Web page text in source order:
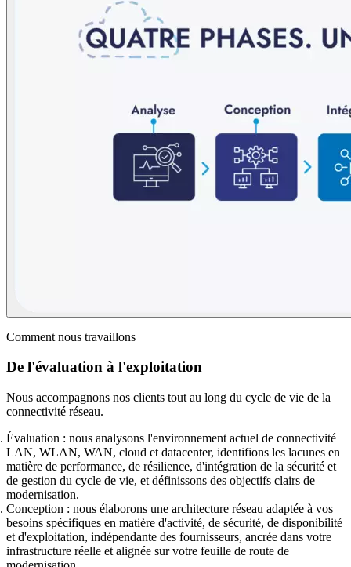
Comment nous travaillons
De l'évaluation à l'exploitation
Nous accompagnons nos clients tout au long du cycle de vie de la
connectivité réseau.
Évaluation : nous analysons l'environnement actuel de connectivité
LAN, WLAN, WAN, cloud et datacenter, identifions les lacunes en
matière de performance, de résilience, d'intégration de la sécurité et
de gestion du cycle de vie, et définissons des objectifs clairs de
modernisation.
Conception : nous élaborons une architecture réseau adaptée à vos
besoins spécifiques en matière d'activité, de sécurité, de disponibilité
et d'exploitation, indépendante des fournisseurs, ancrée dans votre
infrastructure réelle et alignée sur votre feuille de route de